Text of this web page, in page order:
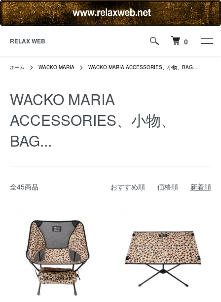
RELAX WEB 0
ホーム WACKO MARIA WACKO MARIA ACCESSORIES、小物、BAG...
WACKO MARIA
ACCESSORIES、小物、
BAG...
全45商品 おすすめ順 価格順 新着順